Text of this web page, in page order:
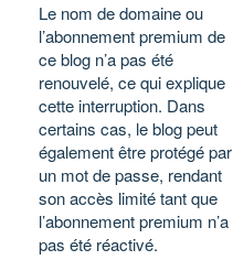
Le nom de domaine ou
l’abonnement premium de
ce blog n’a pas été
renouvelé, ce qui explique
cette interruption. Dans
certains cas, le blog peut
également être protégé par
un mot de passe, rendant
son accès limité tant que
l’abonnement premium n’a
pas été réactivé.